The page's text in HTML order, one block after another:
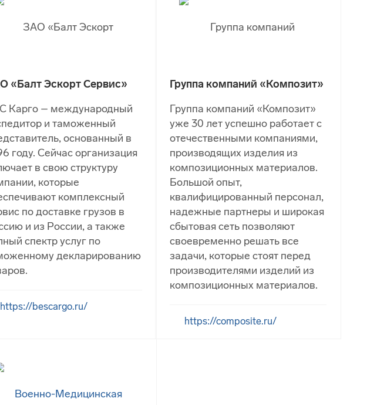
«Балт Эскорт Сервис»
Карго – международный
и таможенный
основанный в
году. Сейчас организация
в свою структуру
которые
комплексный
по доставке грузов в
и из России, а также
спектр услуг по
декларированию
https://bescargo.ru/
Группа компаний «Композит»
Группа компаний «Композит»
уже 30 лет успешно работает с
отечественными компаниями,
производящих изделия из
композиционных материалов.
Большой опыт,
квалифицированный персонал,
надежные партнеры и широкая
сбытовая сеть позволяют
своевременно решать все
задачи, которые стоят перед
производителями изделий из
композиционных материалов.
https://composite.ru/